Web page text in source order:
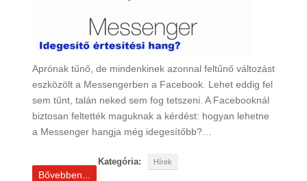
Aprónak tűnő, de mindenkinek azonnal feltűnő változást
eszközölt a Messengerben a Facebook. Lehet eddig fel
sem tűnt, talán neked sem fog tetszeni. A Facebooknál
biztosan feltették maguknak a kérdést: hogyan lehetne
a Messenger hangja még idegesítőbb?…
Kategória: Hírek
Bővebben...